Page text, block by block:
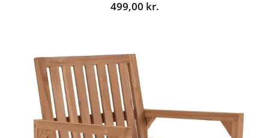
499,00 kr.